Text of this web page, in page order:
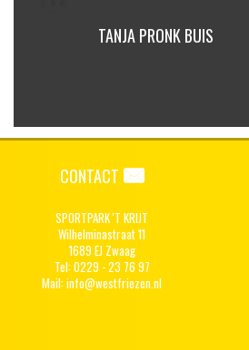
TANJA PRONK BUIS
CONTACT
SPORTPARK 'T KRIJT
Wilhelminastraat 11
1689 EJ Zwaag
Tel: 0229 - 23 76 97
Mail:info@westfriezen.nl